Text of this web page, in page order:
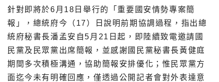
針對即將於6月18日舉行的「重要國安情勢專案簡
報」，總統府今（17）日說明前期協調過程，指出總
統府秘書長潘孟安自5月21日起，即陸續致電邀請國
民黨及民眾黨出席簡報，並感謝國民黨秘書長黃健庭
期間多次積極溝通，協助簡報安排優化；惟民眾黨方
面迄今未有明確回應，僅透過公開記者會對外表達意